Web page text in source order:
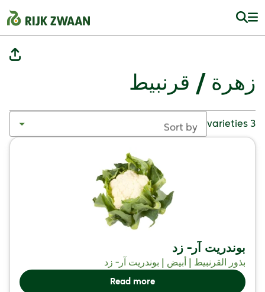
زهرة / قرنبيط
3 varieties
Sort by
بوندريت آر- زد
بذور القرنبيط | أبيض | بوندريت آر- زد
Read more